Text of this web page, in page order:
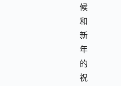
候
和
新
年
的
祝